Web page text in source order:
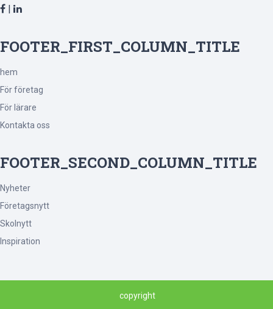
|
FOOTER_FIRST_COLUMN_TITLE
hem
För företag
För lärare
Kontakta oss
FOOTER_SECOND_COLUMN_TITLE
Nyheter
Företagsnytt
Skolnytt
Inspiration
copyright